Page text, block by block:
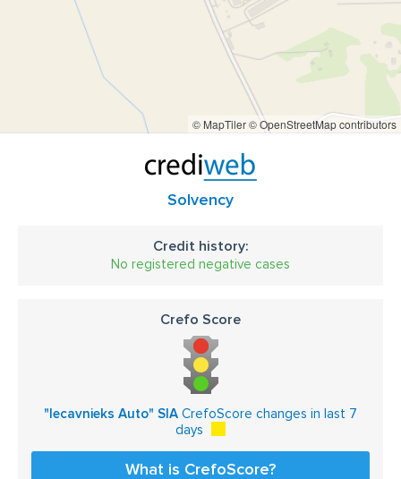
© MapTiler© OpenStreetMap contributors
Solvency
Credit history:
No registered negative cases
Crefo Score
"Iecavnieks Auto" SIA CrefoScore changes in last 7
days
What is CrefoScore?